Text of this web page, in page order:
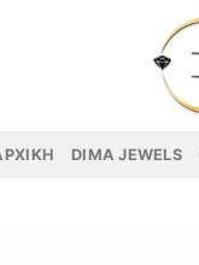
DIMA JEWELS